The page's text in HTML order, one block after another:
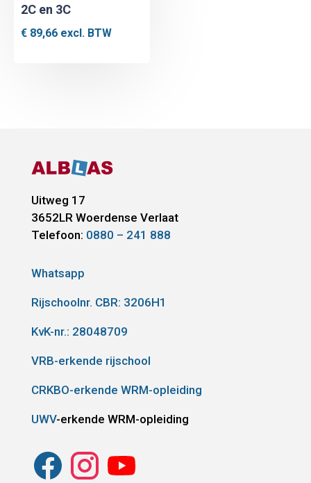
2C en 3C
€ 89,66 excl. BTW
Uitweg 17
3652LRWoerdense Verlaat
Telefoon: 0880 – 241 888
Whatsapp
Rijschoolnr. CBR: 3206H1
KvK-nr.: 28048709
VRB-erkende rijschool
CRKBO-erkende WRM-opleiding
UWV-erkende WRM-opleiding